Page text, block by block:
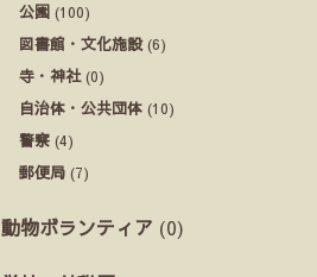
公園 (100)
図書館・文化施設(6)
寺・神社(0)
自治体・公共団体 (10)
警察 (4)
郵便局 (7)
動物ボランティア (0)